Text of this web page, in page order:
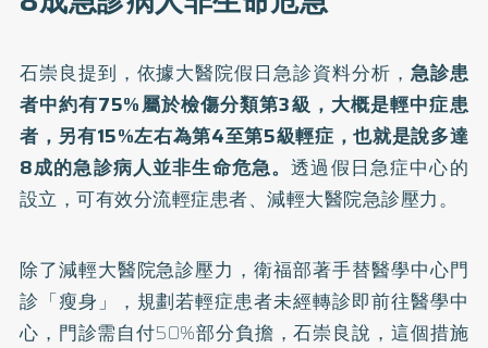
石崇良提到，依據大醫院假日急診資料分析， 急診患
者中約有75%屬於檢傷分類第3級，大概是輕中症患
者，另有15%左右為第4至第5級輕症，也就是說多達
8成的急診病人並非生命危急。透過假日急症中心的
設立，可有效分流輕症患者、減輕大醫院急診壓力。
除了減輕大醫院急診壓力，衛福部著手替醫學中心門
診「瘦身」，規劃若輕症患者未經轉診即前往醫學中
心，門診需自付50%部分負擔，石崇良說，這個措施